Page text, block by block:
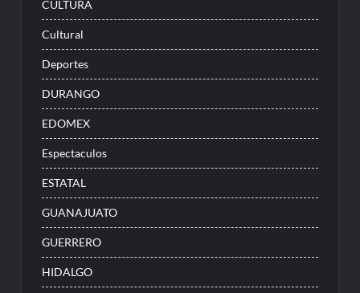
CULTURA
Cultural
Deportes
DURANGO
EDOMEX
Espectaculos
ESTATAL
GUANAJUATO
GUERRERO
HIDALGO